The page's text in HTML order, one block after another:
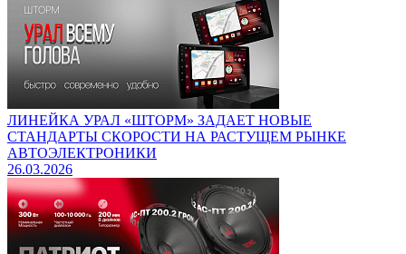
ЛИНЕЙКА УРАЛ «ШТОРМ» ЗАДАЕТ НОВЫЕ
СТАНДАРТЫ СКОРОСТИ НА РАСТУЩЕМ РЫНКЕ
АВТОЭЛЕКТРОНИКИ
26.03.2026